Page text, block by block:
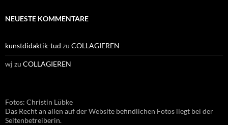
NEUESTE KOMMENTARE
kunstdidaktik-tud zu COLLAGIEREN
wj zu COLLAGIEREN
Fotos: Christin Lübke
Das Recht an allen auf der Website befindlichen Fotos liegt bei der
Seitenbetreiberin.